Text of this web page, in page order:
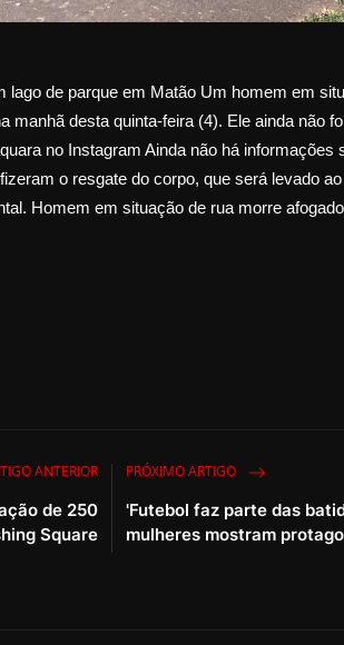
de parque em Matão Um homem em
manhã desta quinta-feira (4). Ele ainda não
no Instagram Ainda não há
o resgate do corpo, que será levado
Homem em situação de rua morre
ANTERIOR
de 250
Square
PRÓXIMO ARTIGO
'Futebol faz parte das
mulheres mostram